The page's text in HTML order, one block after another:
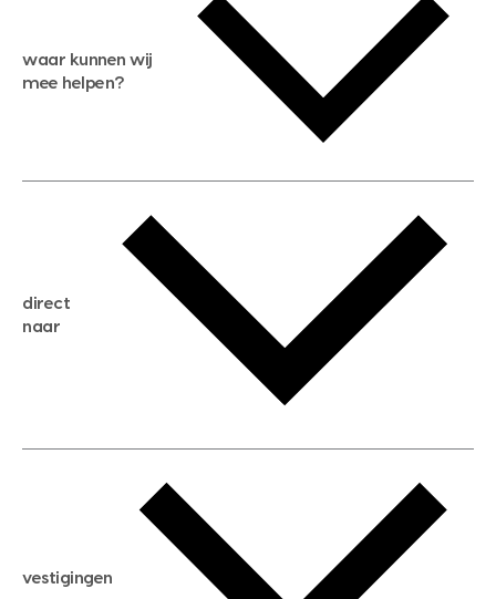
waar kunnen wij
mee helpen?
gratis zoekservice
huis verkopen
huis kopen
aankoopadvies
verkoopadvies
hypotheekadvies
direct
naar
hypotheek berekenen
maximale hypotheek berekenen
hypotheek bespaarcheck
vestigingen